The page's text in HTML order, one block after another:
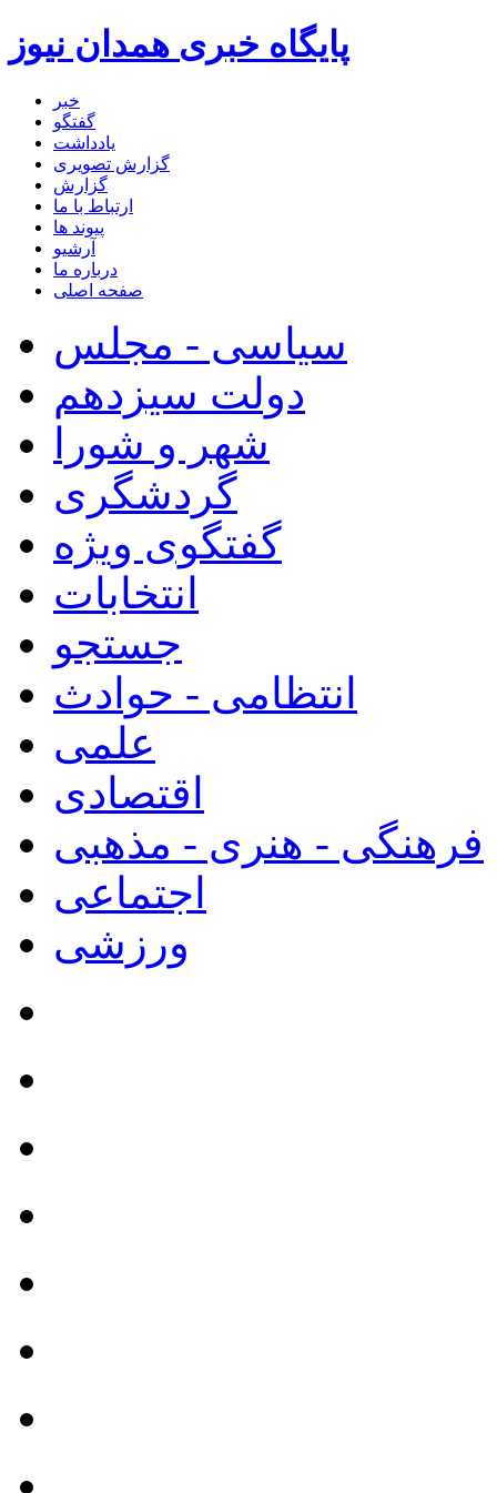
پایگاه خبری همدان نیوز
خبر
گفتگو
یادداشت
گزارش تصویری
گزارش
ارتباط با ما
پیوند ها
آرشیو
درباره ما
صفحه اصلی
سیاسی - مجلس
دولت سیزدهم
شهر و شورا
گردشگری
گفتگوی ویژه
انتخابات
جستجو
انتظامی - حوادث
علمی
اقتصادی
فرهنگی - هنری - مذهبی
اجتماعی
ورزشی